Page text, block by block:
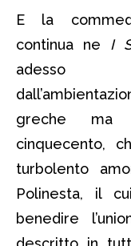
E la
continua ne I
adesso
greche
cinquecento,
turbolento
Polinesta, il
benedire